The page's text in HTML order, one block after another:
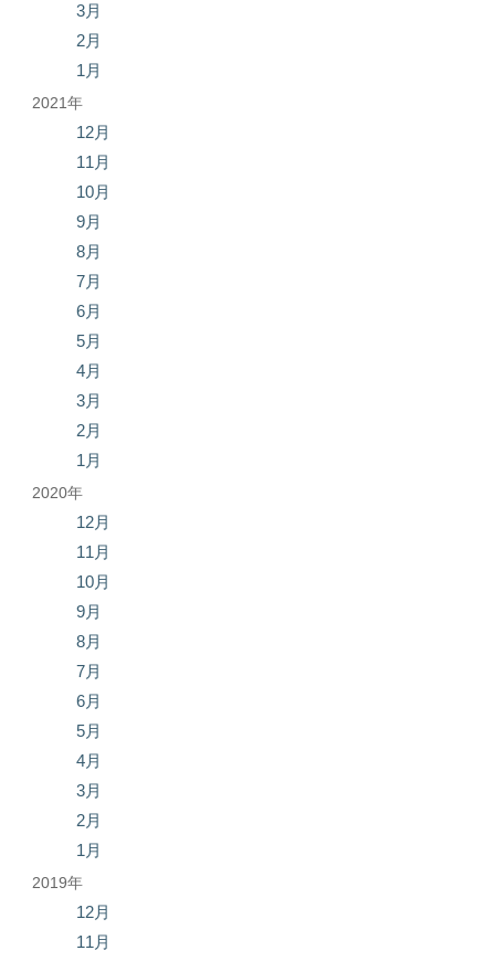
3月
2月
1月
2021年
12月
11月
10月
9月
8月
7月
6月
5月
4月
3月
2月
1月
2020年
12月
11月
10月
9月
8月
7月
6月
5月
4月
3月
2月
1月
2019年
12月
11月